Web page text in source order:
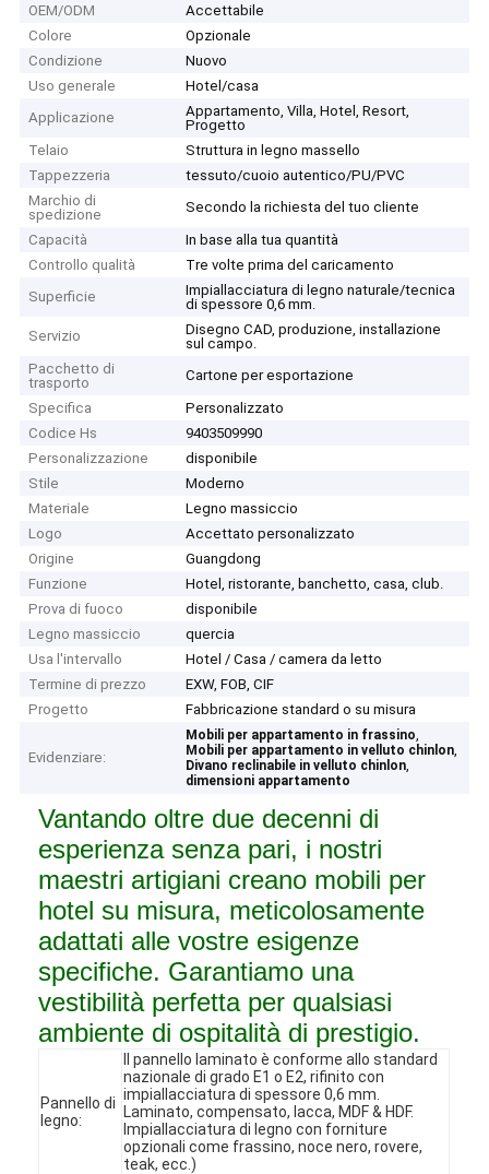
OEM/ODM
Accettabile
Colore
Opzionale
Condizione
Nuovo
Uso generale
Hotel/casa
Applicazione
Appartamento, Villa, Hotel, Resort,
Progetto
Telaio
Struttura in legno massello
Tappezzeria
tessuto/cuoio autentico/PU/PVC
Marchio di
spedizione
Secondo la richiesta del tuo cliente
Capacità
In base alla tua quantità
Controllo qualità
Tre volte prima del caricamento
Superficie
Impiallacciatura di legno naturale/tecnica
di spessore 0,6 mm.
Servizio
Disegno CAD, produzione, installazione
sul campo.
Pacchetto di
trasporto
Cartone per esportazione
Specifica
Personalizzato
Codice Hs
9403509990
Personalizzazione
disponibile
Stile
Moderno
Materiale
Legno massiccio
Logo
Accettato personalizzato
Origine
Guangdong
Funzione
Hotel, ristorante, banchetto, casa, club.
Prova di fuoco
disponibile
Legno massiccio
quercia
Usa l'intervallo
Hotel / Casa / camera da letto
Termine di prezzo
EXW, FOB, CIF
Progetto
Fabbricazione standard o su misura
Evidenziare:
Mobili per appartamento in frassino,
Mobili per appartamento in velluto chinlon,
Divano reclinabile in velluto chinlon,
dimensioni appartamento
Vantando oltre due decenni di
esperienza senza pari, i nostri
maestri artigiani creano mobili per
hotel su misura, meticolosamente
adattati alle vostre esigenze
specifiche. Garantiamo una
vestibilità perfetta per qualsiasi
ambiente di ospitalità di prestigio.
Pannello di
legno:
Il pannello laminato è conforme allo standard
nazionale di grado E1 o E2, rifinito con
impiallacciatura di spessore 0,6 mm.
Laminato, compensato, lacca, MDF & HDF.
Impiallacciatura di legno con forniture
opzionali come frassino, noce nero, rovere,
teak, ecc.)